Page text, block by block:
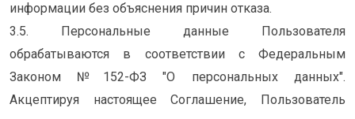
информации без объяснения причин отказа.
3.5. Персональные данные Пользователя
обрабатываются в соответствии с Федеральным
Законом №152-ФЗ "О персональных данных".
Акцептируя настоящее Соглашение, Пользователь